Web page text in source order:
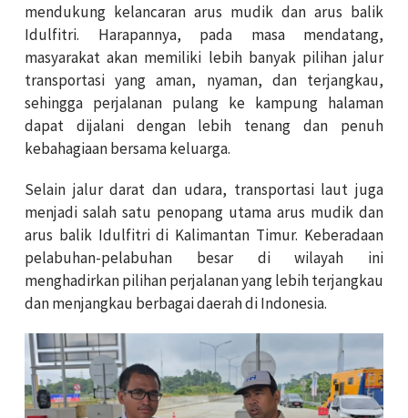
mendukung kelancaran arus mudik dan arus balik
Idulfitri. Harapannya, pada masa mendatang,
masyarakat akan memiliki lebih banyak pilihan jalur
transportasi yang aman, nyaman, dan terjangkau,
sehingga perjalanan pulang ke kampung halaman
dapat dijalani dengan lebih tenang dan penuh
kebahagiaan bersama keluarga.
Selain jalur darat dan udara, transportasi laut juga
menjadi salah satu penopang utama arus mudik dan
arus balik Idulfitri di Kalimantan Timur. Keberadaan
pelabuhan-pelabuhan besar di wilayah ini
menghadirkan pilihan perjalanan yang lebih terjangkau
dan menjangkau berbagai daerah di Indonesia.